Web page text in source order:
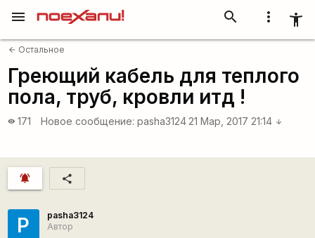
more_vert accessibility_new
search
menu
arrow_back Остальное
Греющий кабель для теплого
пола, труб, кровли итд !
visibility 171 Новое сообщение: pasha3124 21 Мар, 2017 21:14 arrow_downward
notifications_active share
P
pasha3124
Автор